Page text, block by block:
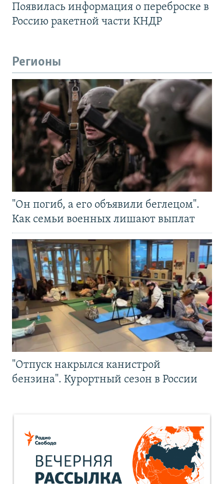
Появилась информация о переброске в
Россию ракетной части КНДР
Регионы
"Он погиб, а его объявили беглецом".
Как семьи военных лишают выплат
"Отпуск накрылся канистрой
бензина". Курортный сезон в России